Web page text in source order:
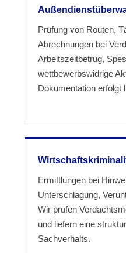
Prüfung von Routen,
Abrechnungen bei
Arbeitszeitbetrug,
wettbewerbswidrige
Dokumentation erfolgt
Ermittlungen bei
Unterschlagung,
Wir prüfen
und liefern eine
Sachverhalts.